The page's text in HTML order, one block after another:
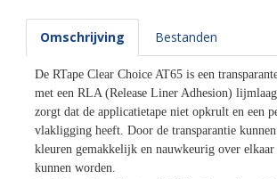
Omschrijving Bestanden
De RTape Clear Choice AT65 is een
met een RLA (Release Liner Adhesion)
zorgt dat de applicatietape niet opkrult en een
vlakligging heeft. Door de transparantie
kleuren gemakkelijk en nauwkeurig over elkaar
kunnen worden.